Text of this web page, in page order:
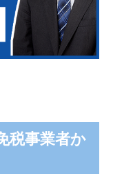
税事業者か